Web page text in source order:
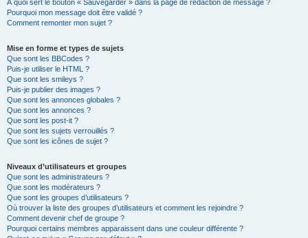
À quoi sert le bouton « Sauvegarder » dans la page de rédaction de message ?
Pourquoi mon message doit être validé ?
Comment remonter mon sujet ?
Mise en forme et types de sujets
Que sont les BBCodes ?
Puis-je utiliser le HTML ?
Que sont les smileys ?
Puis-je publier des images ?
Que sont les annonces globales ?
Que sont les annonces ?
Que sont les post-it ?
Que sont les sujets verrouillés ?
Que sont les icônes de sujet ?
Niveaux d’utilisateurs et groupes
Que sont les administrateurs ?
Que sont les modérateurs ?
Que sont les groupes d’utilisateurs ?
Où trouver la liste des groupes d’utilisateurs et comment les rejoindre ?
Comment devenir chef de groupe ?
Pourquoi certains membres apparaissent dans une couleur différente ?